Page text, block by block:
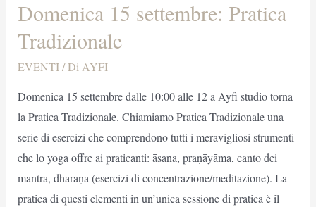
Domenica 15 settembre: Pratica
Tradizionale
EVENTI/ Di AYFI
Domenica 15 settembre dalle 10:00 alle 12 a Ayfi studio torna
la Pratica Tradizionale. Chiamiamo Pratica Tradizionale una
serie di esercizi che comprendono tutti i meravigliosi strumenti
che lo yoga offre ai praticanti: āsana, praṇāyāma, canto dei
mantra, dhāraṇa (esercizi di concentrazione/meditazione). La
pratica di questi elementi in un’unica sessione di pratica è il